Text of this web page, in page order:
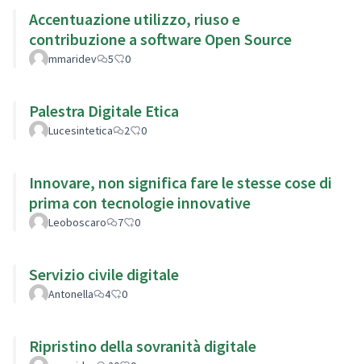
Accentuazione utilizzo, riuso e
contribuzione a software Open Source
mmaridev 5 0
Palestra Digitale Etica
Lucesintetica 2 0
Innovare, non significa fare le stesse cose di
prima con tecnologie innovative
Leoboscaro 7 0
Servizio civile digitale
Antonella 4 0
Ripristino della sovranità digitale